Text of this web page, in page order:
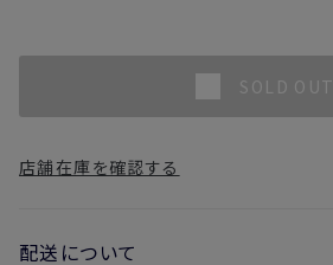
SOLD OUT
店舗在庫を確認する
配送について